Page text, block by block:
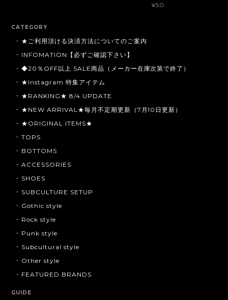
¥50
CATEGORY
★ご利用頂ける決済方法についてのご案内
INFOMATION【必ずご確認下さい】
◆20％OFF以上 SALE商品（メーカー在庫次第で終了）
★Instagram 特集アイテム
★RANKING★ 8/4 UPDATE
★NEW ARRIVAL★毎月不定期更新（7月10日更新）
★ORIGINAL ITEMS★
TOPS
BOTTOMS
ACCESSORIES
SHOES
SUBCULTURE SETUP
Gothic style
Rock style
Punk style
Subcultural style
Other style
FEATURED BRANDS
GUIDE